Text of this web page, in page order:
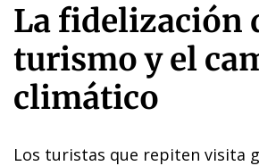
La fidelización
turismo y el
climático
Los turistas que repiten visita